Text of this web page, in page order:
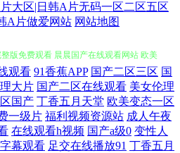
大区|日韩A片无码一区二区五区
A片做爱网站 网站地图
8哥电影网在线观看 美女黄区 亚洲日本
版免费观看 晨晨国产在线观看网站 欧美
本通 亚洲精品一卡2 国产日韩综合 天堂
观看 91香蕉APP 国产二区三区 国
大片 国产二区在线观看 美女伦理
国产 丁香五月天堂 欧美变态一区
一级片 福利视频资源站 成人午夜
在线观看h视频 国产a级0 变性人
幕观看 足交在线播放91 丁香五月